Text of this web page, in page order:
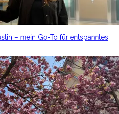
– mein Go-To für entspanntes